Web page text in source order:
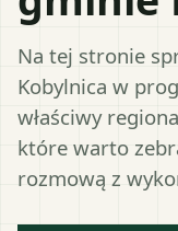
Na tej stronie
Kobylnica w
właściwy
które warto
rozmową z